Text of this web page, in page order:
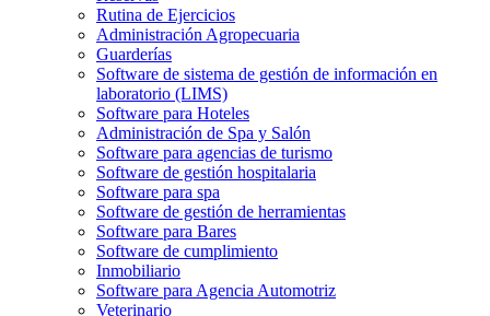
Rutina de Ejercicios
Administración Agropecuaria
Guarderías
Software de sistema de gestión de información en
laboratorio (LIMS)
Software para Hoteles
Administración de Spa y Salón
Software para agencias de turismo
Software de gestión hospitalaria
Software para spa
Software de gestión de herramientas
Software para Bares
Software de cumplimiento
Inmobiliario
Software para Agencia Automotriz
Veterinario